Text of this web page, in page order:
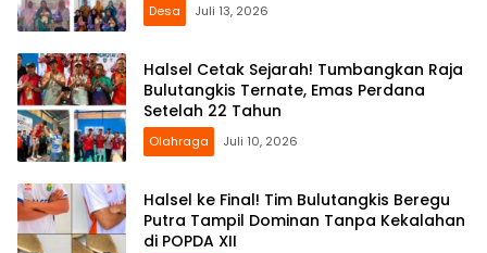
Desa Juli 13, 2026
Halsel Cetak Sejarah! Tumbangkan Raja
Bulutangkis Ternate, Emas Perdana
Setelah 22 Tahun
Olahraga Juli 10, 2026
Halsel ke Final! Tim Bulutangkis Beregu
Putra Tampil Dominan Tanpa Kekalahan
di POPDA XII